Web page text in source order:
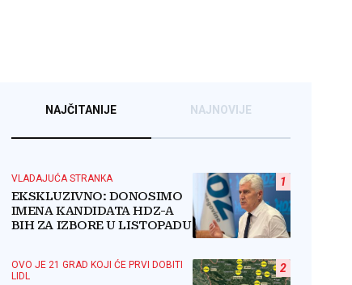
NAJČITANIJE NAJNOVIJE
1
VLADAJUĆA STRANKA
EKSKLUZIVNO: DONOSIMO
IMENA KANDIDATA HDZ-A
BIH ZA IZBORE U LISTOPADU
2
OVO JE 21 GRAD KOJI ĆE PRVI DOBITI
LIDL